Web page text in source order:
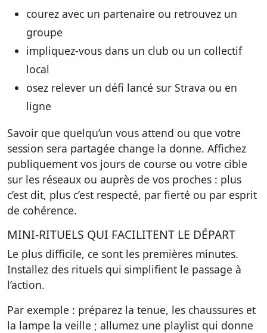
courez avec un partenaire ou retrouvez un
groupe
impliquez-vous dans un club ou un collectif
local
osez relever un défi lancé sur Strava ou en
ligne
Savoir que quelqu’un vous attend ou que votre
session sera partagée change la donne. Affichez
publiquement vos jours de course ou votre cible
sur les réseaux ou auprès de vos proches : plus
c’est dit, plus c’est respecté, par fierté ou par esprit
de cohérence.
MINI-RITUELS QUI FACILITENT LE DÉPART
Le plus difficile, ce sont les premières minutes.
Installez des rituels qui simplifient le passage à
l’action.
Par exemple : préparez la tenue, les chaussures et
la lampe la veille ; allumez une playlist qui donne